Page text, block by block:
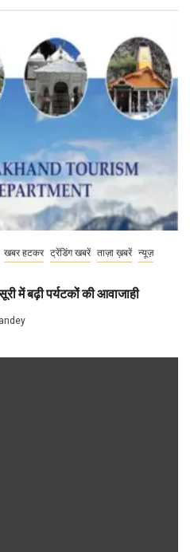
खबर हटकर ट्रेंडिंग खबरें ताज़ा ख़बरें न्यूज़
में बढ़ी पर्यटकों की आवाजाही